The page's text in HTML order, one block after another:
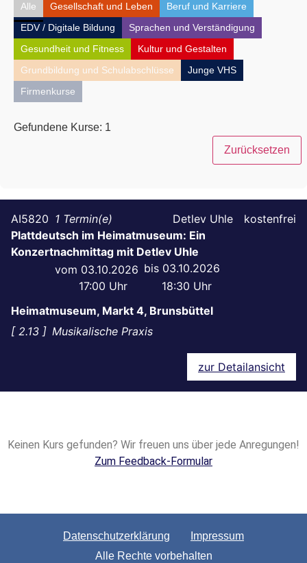
Alle Gesellschaft und Leben
Beruf und Karriere
EDV / Digitale Bildung
Sprachen und Verständigung
Gesundheit und Fitness
Kultur und Gestalten
Grundbildung und Schulabschlüsse
Junge VHS
Firmenkurse
Gefundene Kurse: 1
Zurücksetzen
Plattdeutsch im Heimatmuseum: Ein
Konzertnachmittag mit Detlev Uhle
AI5820
zur Detailansicht
1
03.10.2026
17:00
03.10.2026
18:30
Heimatmuseum, Markt 4, Brunsbüttel
2.13
Musikalische Praxis
Detlev Uhle kostenfrei
Keinen Kurs gefunden? Wir freuen uns über jede Anregungen!
Zum Feedback-Formular
Datenschutzerklärung
Impressum
Alle Rechte vorbehalten